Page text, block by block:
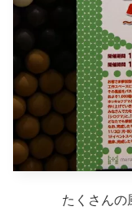
たくさんの